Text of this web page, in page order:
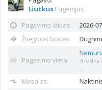
Liutkus Eugenijus
Pagavimo laikas:
2026-
Žvejybos būdas:
Pagavimo vieta:
Hrodna
...
Masalas: